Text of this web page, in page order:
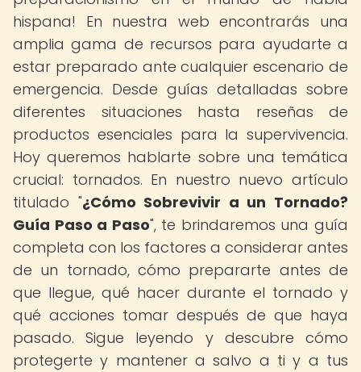
hispana! En nuestra web encontrarás una
amplia gama de recursos para ayudarte a
estar preparado ante cualquier escenario de
emergencia. Desde guías detalladas sobre
diferentes situaciones hasta reseñas de
productos esenciales para la supervivencia.
Hoy queremos hablarte sobre una temática
crucial: tornados. En nuestro nuevo artículo
titulado "¿Cómo Sobrevivir a un Tornado?
Guía Paso a Paso", te brindaremos una guía
completa con los factores a considerar antes
de un tornado, cómo prepararte antes de
que llegue, qué hacer durante el tornado y
qué acciones tomar después de que haya
pasado. Sigue leyendo y descubre cómo
protegerte y mantener a salvo a ti y a tus